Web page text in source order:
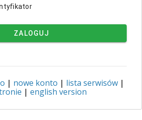
ZALOGUJ
| nowe konto | lista serwisów |
| english version